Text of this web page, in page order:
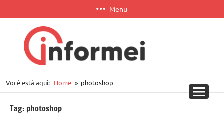
para
conteúdo
Menu
APP
Você está aqui: Home photoshop
Tag: photoshop